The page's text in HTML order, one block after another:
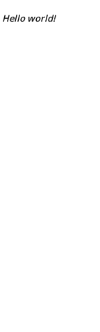
Hello world!